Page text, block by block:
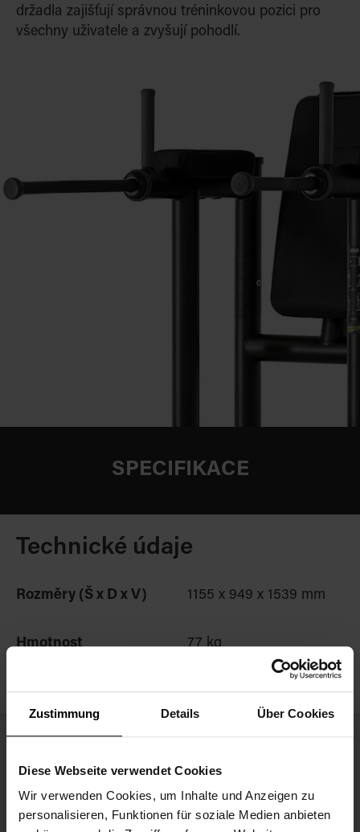
Zustimmung Details Über Cookies
Diese Webseite verwendet Cookies
Wir verwenden Cookies, um Inhalte und Anzeigen zu
personalisieren, Funktionen für soziale Medien anbieten
držadla zajišťují správnou tréninkovou pozici pro
všechny uživatele a zvyšují pohodlí.
SPECIFIKACE
Technické údaje
Rozměry (Š x D x V) 1155 x 949 x 1539 mm
Hmotnost 77 kg
Související produkty